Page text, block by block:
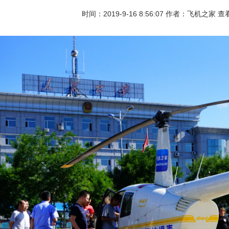
时间：2019-9-16 8:56:07 作者：飞机之家 查